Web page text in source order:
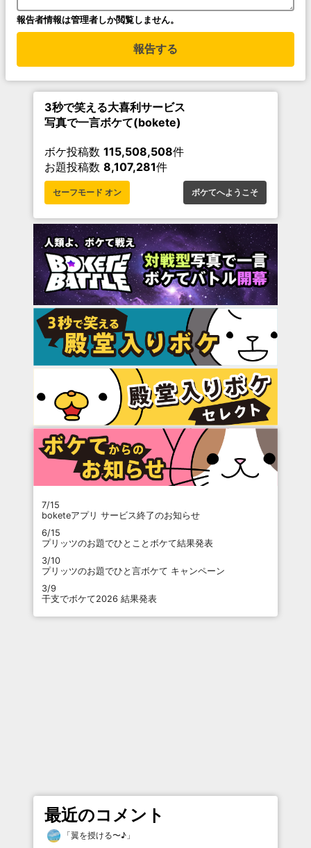
報告者情報は管理者しか閲覧しません。
報告する
3秒で笑える大喜利サービス
写真で一言ボケて(bokete)
ボケ投稿数 115,508,508件
お題投稿数 8,107,281件
セーフモード オン ボケてへようこそ
7/15
boketeアプリ サービス終了のお知らせ
6/15
プリッツのお題でひとことボケて結果発表
3/10
プリッツのお題でひと言ボケて キャンペーン
3/9
干支でボケて2026 結果発表
最近のコメント
「翼を授ける〜♪ 」